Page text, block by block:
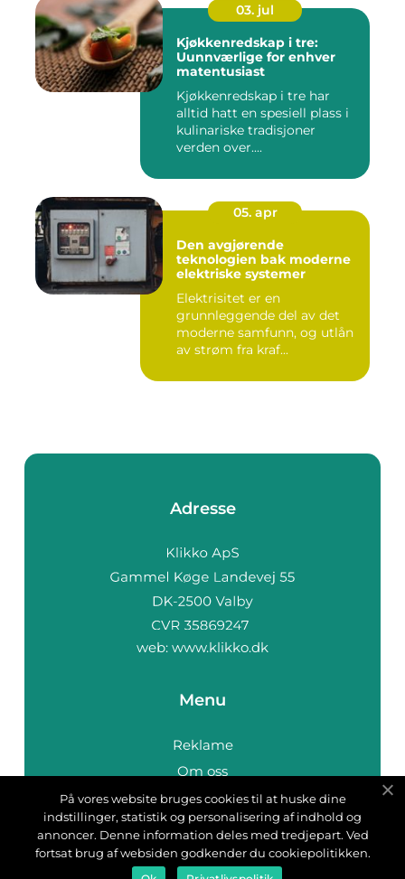
03. jul
Kjøkkenredskap i tre:
Uunnværlige for enhver
matentusiast
Kjøkkenredskap i tre har
alltid hatt en spesiell plass i
kulinariske tradisjoner
verden over....
05. apr
Den avgjørende
teknologien bak moderne
elektriske systemer
Elektrisitet er en
grunnleggende del av det
moderne samfunn, og utlån
av strøm fra kraf...
Adresse
web: www.klikko.dk
Menu
Reklame
Om oss
Cookies
Kontakt Oss
Sitemap
På vores website bruges cookies til at huske dine
indstillinger, statistik og personalisering af indhold og
annoncer. Denne information deles med tredjepart. Ved
fortsat brug af websiden godkender du cookiepolitikken.